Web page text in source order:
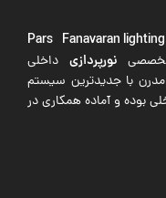
Pars Fanavaran lighting
نورپردازی داخلی
مدرن با جدیدترین سیستم
بوده و آماده همکاری در